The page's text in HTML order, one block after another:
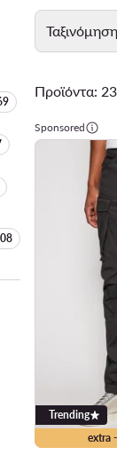
προϊόντων:
προϊόντων:
προϊόντων:
προϊόντων:
Ταξινόμηση
Προϊόντα:
Sponsored
extra
Trending